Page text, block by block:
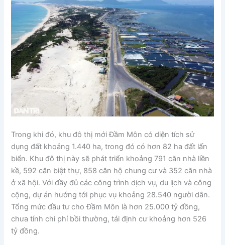
Trong khi đó, khu đô thị mới Đầm Môn có diện tích sử
dụng đất khoảng 1.440 ha, trong đó có hơn 82 ha đất lấn
biển. Khu đô thị này sẽ phát triển khoảng 791 căn nhà liền
kề, 592 căn biệt thự, 858 căn hộ chung cư và 352 căn nhà
ở xã hội. Với đầy đủ các công trình dịch vụ, du lịch và công
cộng, dự án hướng tới phục vụ khoảng 28.540 người dân.
Tổng mức đầu tư cho Đầm Môn là hơn 25.000 tỷ đồng,
chưa tính chi phí bồi thường, tái định cư khoảng hơn 526
tỷ đồng.